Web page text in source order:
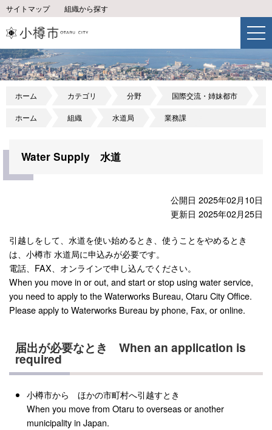
サイトマップ 組織から探す
ホーム カテゴリ 分野 国際交流・姉妹都市
ホーム 組織 水道局 業務課
Water Supply 水道
公開日 2025年02月10日
更新日 2025年02月25日
引越しをして、水道を使い始めるとき、使うことをやめるとき
は、小樽市 水道局に申込みが必要です。
電話、FAX、オンラインで申し込んでください。
When you move in or out, and start or stop using water service,
you need to apply to the Waterworks Bureau, Otaru City Office.
Please apply to Waterworks Bureau by phone, Fax, or online.
届出が必要なとき When an application is
required
小樽市から ほかの市町村へ引越すとき
When you move from Otaru to overseas or another
municipality in Japan.